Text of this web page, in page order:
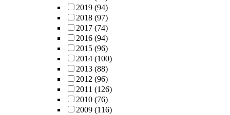
2019 (94)
2018 (97)
2017 (74)
2016 (94)
2015 (96)
2014 (100)
2013 (88)
2012 (96)
2011 (126)
2010 (76)
2009 (116)